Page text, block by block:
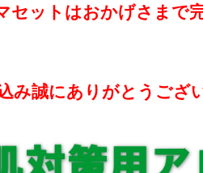
セットはおかげさまで
み誠にありがとうござ